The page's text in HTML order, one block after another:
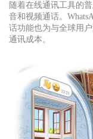
随着在线通讯工具的
音和视频通话。
话功能也为与全球用
通讯成本。